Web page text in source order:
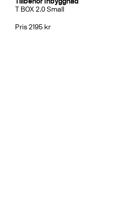
T BOX 2.0 Small
Pris 2195 kr